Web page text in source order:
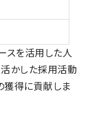
スを活用した人
かした採用活動
獲得に貢献しま